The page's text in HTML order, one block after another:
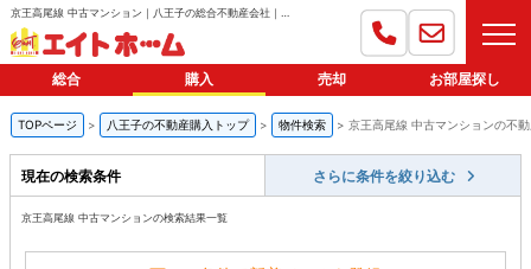
総合 購入 売却 お部屋探し
TOPページ 八王子の不動産購入トップ 物件検索 京王高尾線 中古マンションの不
現在の検索条件 さらに条件を絞り込む
京王高尾線 中古マンションの検索結果一覧